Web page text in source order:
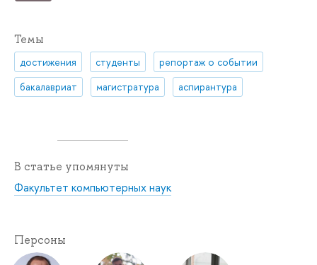
Темы
достижения студенты
репортаж о событии
бакалавриат
магистратура аспирантура
В статье упомянуты
Факультет компьютерных наук
Персоны